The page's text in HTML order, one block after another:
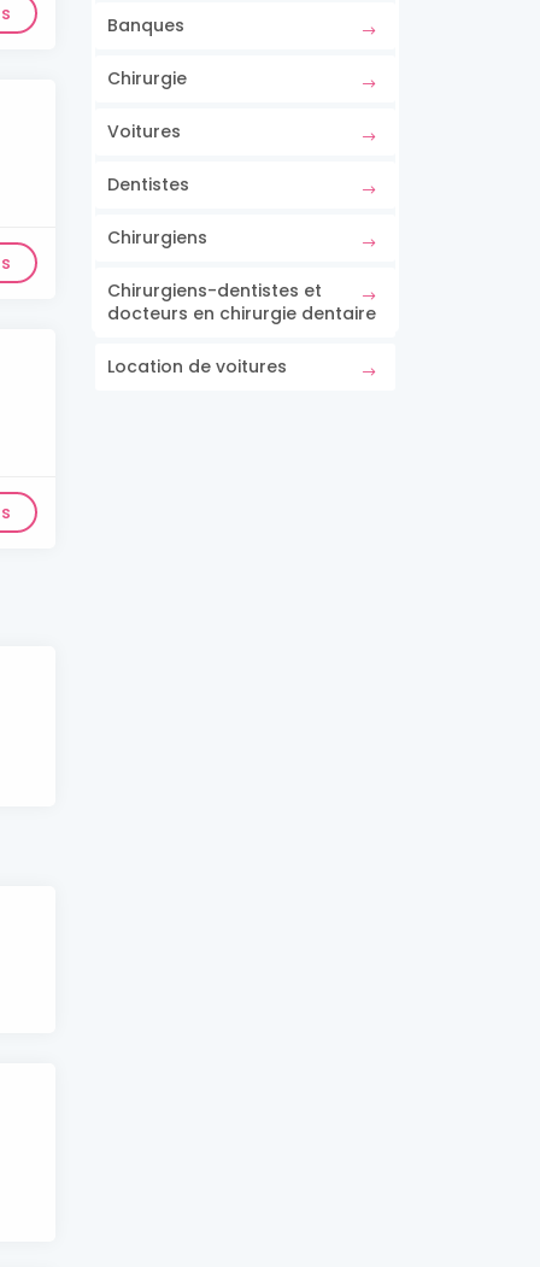
Banques
Chirurgie
Voitures
Dentistes
Chirurgiens
Chirurgiens-dentistes et
docteurs en chirurgie dentaire
Location de voitures